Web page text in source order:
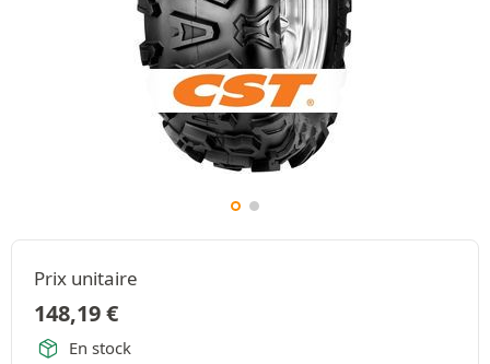
Prix unitaire
148,19€
En stock